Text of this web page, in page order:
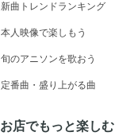
新曲トレンドランキング
本人映像で楽しもう
旬のアニソンを歌おう
定番曲・盛り上がる曲
お店でもっと楽しむ